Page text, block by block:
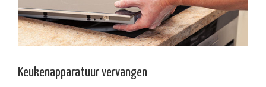
Keukenapparatuur vervangen